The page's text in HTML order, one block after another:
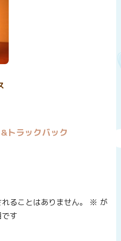
トラックバック
ることはありません。 ※ が
す